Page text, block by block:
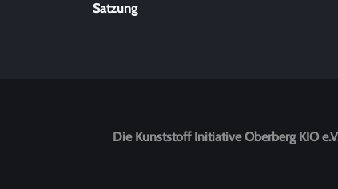
Satzung
Die Kunststoff Initiative Oberberg KIO